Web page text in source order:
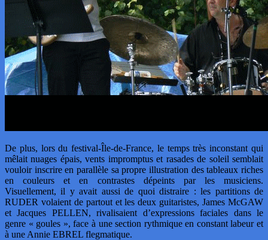
De plus, lors du festival-Île-de-France, le temps très inconstant qui
mêlait nuages épais, vents impromptus et rasades de soleil semblait
vouloir inscrire en parallèle sa propre illustration des tableaux riches
en couleurs et en contrastes dépeints par les musiciens.
Visuellement, il y avait aussi de quoi distraire : les partitions de
RUDER volaient de partout et les deux guitaristes, James McGAW
et Jacques PELLEN, rivalisaient d’expressions faciales dans le
genre « goules », face à une section rythmique en constant labeur et
à une Annie EBREL flegmatique.